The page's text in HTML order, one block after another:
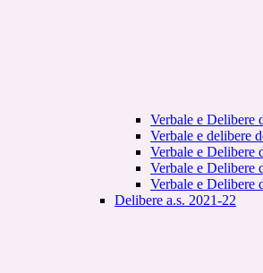
Verbale e Delibere
Verbale e delibere
Verbale e Delibere
Verbale e Delibere
Verbale e Delibere
Delibere a.s. 2021-22